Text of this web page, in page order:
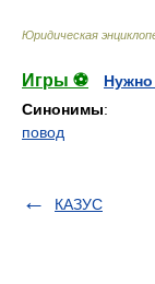
Юридическая
Игры ⚽
Синонимы:
повод
КАЗУС